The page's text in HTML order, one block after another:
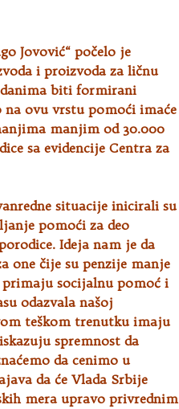
Jovović“ počelo je
i proizvoda za ličnu
biti formirani
na ovu vrstu pomoći imaće
manjim od 30.000
sa evidencije Centra za
situacije inicirali su
pomoći za deo
Ideja nam je da
one čije su penzije manje
primaju socijalnu pomoć i
odazvala našoj
teškom trenutku imaju
spremnost da
da cenimo u
da će Vlada Srbije
mera upravo privrednim